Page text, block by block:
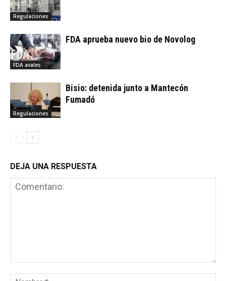
Regulaciones
FDA avales
FDA aprueba nuevo bio de Novolog
Regulaciones
Bisio: detenida junto a Mantecón
Fumadó
DEJA UNA RESPUESTA